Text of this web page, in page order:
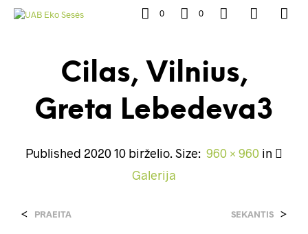
0 0
Cilas, Vilnius,
Greta Lebedeva3
Published 2020 10 birželio. Size: 960 × 960 in
Galerija
< PRAEITA SEKANTIS >